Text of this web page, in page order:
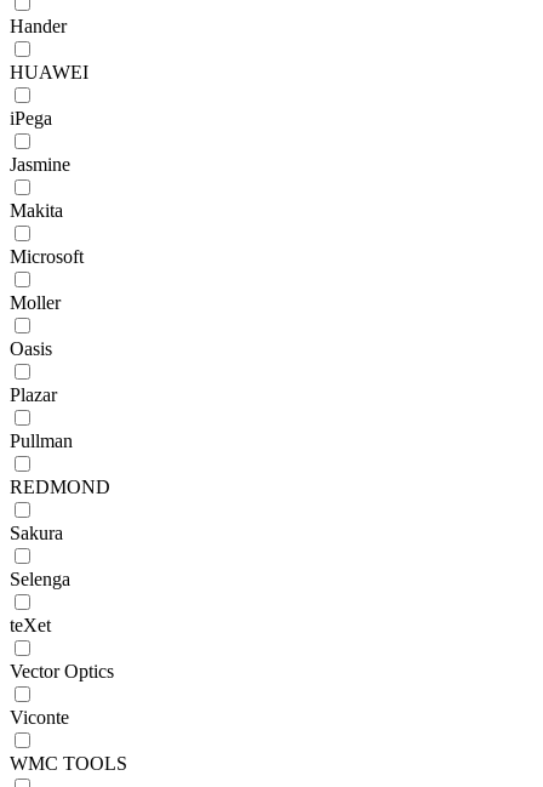
Hander
HUAWEI
iPega
Jasmine
Makita
Microsoft
Moller
Oasis
Plazar
Pullman
REDMOND
Sakura
Selenga
teXet
Vector Optics
Viconte
WMC TOOLS